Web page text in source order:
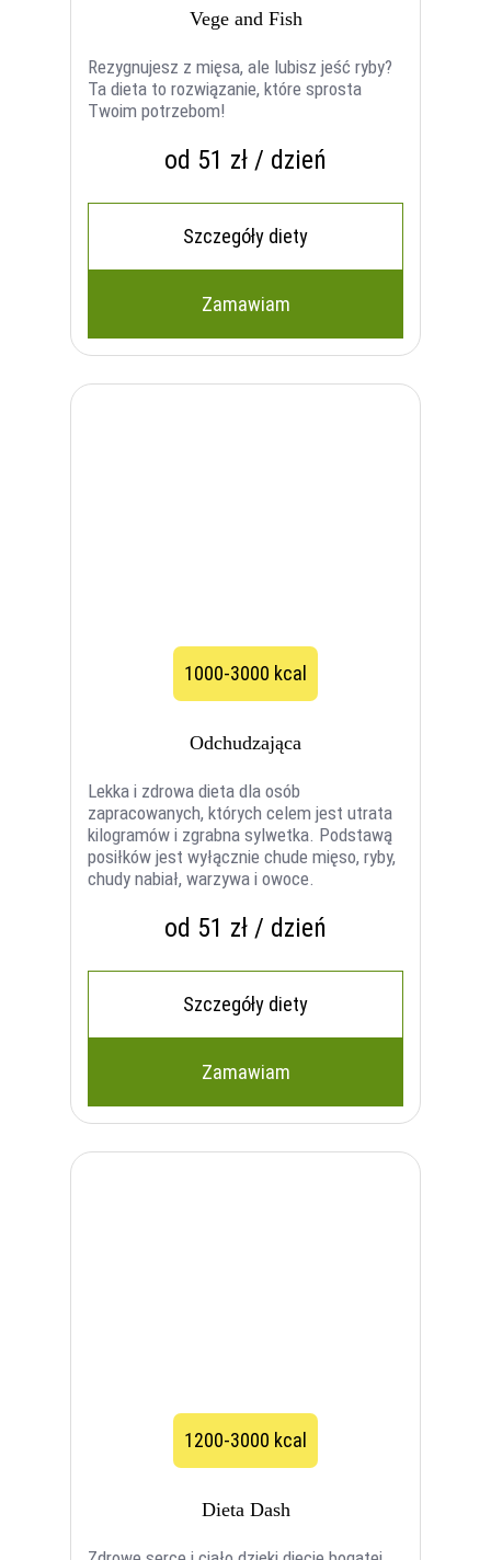
Vege and Fish
Rezygnujesz z mięsa, ale lubisz jeść ryby?
Ta dieta to rozwiązanie, które sprosta
Twoim potrzebom!
od 51 zł / dzień
Szczegóły diety
Zamawiam
1000-3000 kcal
Odchudzająca
Lekka i zdrowa dieta dla osób
zapracowanych, których celem jest utrata
kilogramów i zgrabna sylwetka. Podstawą
posiłków jest wyłącznie chude mięso, ryby,
chudy nabiał, warzywa i owoce.
od 51 zł / dzień
Szczegóły diety
Zamawiam
1200-3000 kcal
Dieta Dash